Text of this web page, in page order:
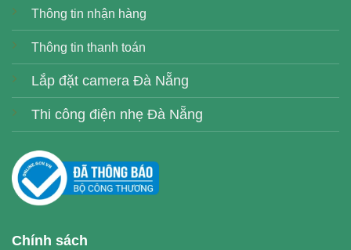
Thông tin nhận hàng
Thông tin thanh toán
Lắp đặt camera Đà Nẵng
Thi công điện nhẹ Đà Nẵng
Chính sách